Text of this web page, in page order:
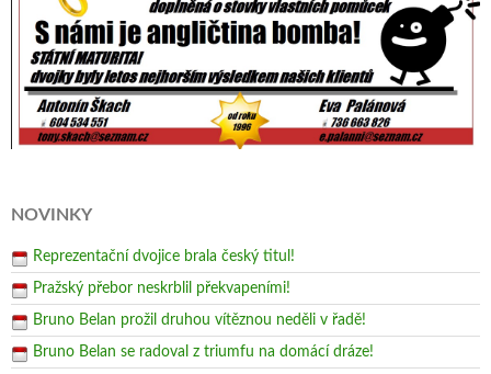
NOVINKY
Reprezentační dvojice brala český titul!
Pražský přebor neskrblil překvapeními!
Bruno Belan prožil druhou vítěznou neděli v řadě!
Bruno Belan se radoval z triumfu na domácí dráze!